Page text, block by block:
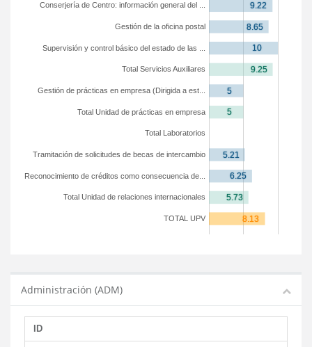
TOTAL UPV
Total Unidad de relaciones internacionales
Reconocimiento de créditos como consecuencia de...
Tramitación de solicitudes de becas de intercambio
Total Laboratorios
Total Unidad de prácticas en empresa
Gestión de prácticas en empresa (Dirigida a est...
Total Servicios Auxiliares
Supervisión y control básico del estado de las ...
Gestión de la oficina postal
Conserjería de Centro: información general del ...
Administración (ADM)
ID